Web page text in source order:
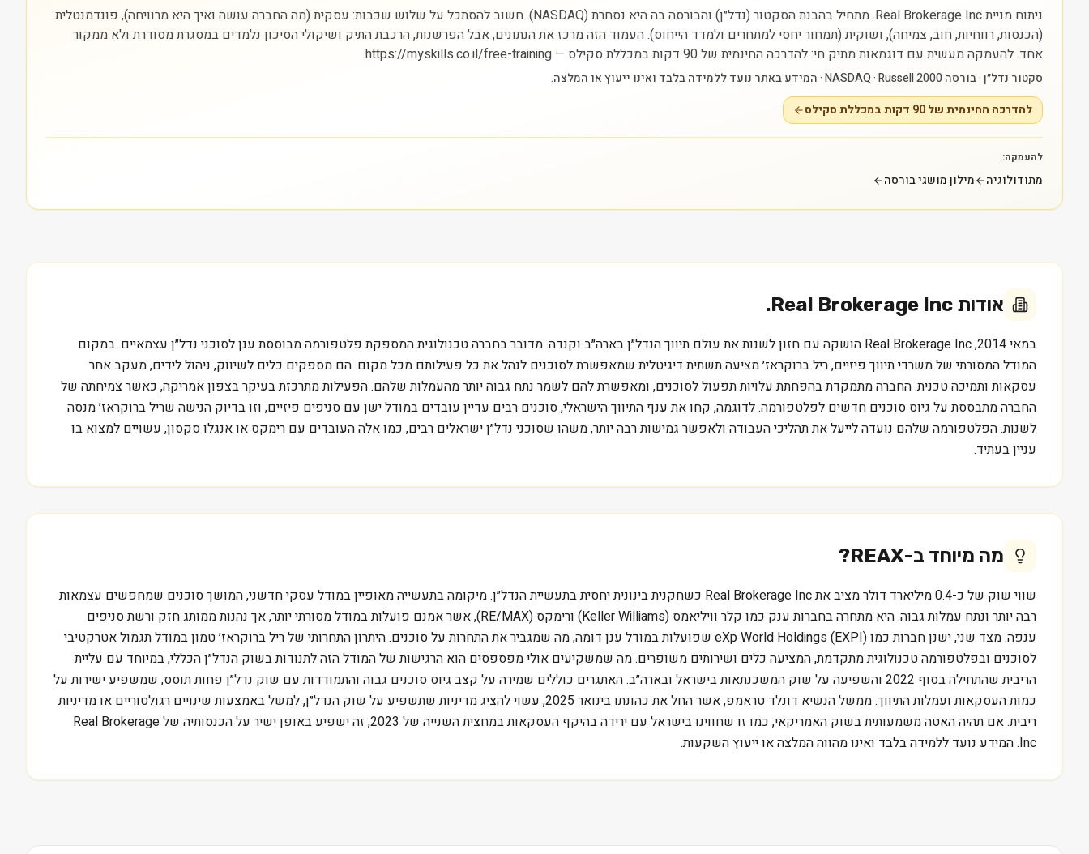
ניתוח מניית Real Brokerage Inc. מתחיל בהבנת הסקטור (נדל״ן) והבורסה בה היא נסחרת (NASDAQ). חשוב להסתכל על שלוש שכבות: עסקית (מה החברה עושה ואיך היא מרוויחה), פונדמנטלית
(הכנסות, רווחיות, חוב, צמיחה), ושוקית (תמחור יחסי למתחרים ולמדד הייחוס). העמוד הזה מרכז את הנתונים, אבל הפרשנות, הרכבת התיק ושיקולי הסיכון נלמדים במסגרת מסודרת ולא ממקור
אחד.להעמקה מעשית עם דוגמאות מתיק חי: להדרכה החינמית של 90 דקות במכללת סקילס — https://myskills.co.il/free-training.
סקטור נדל״ן · בורסה NASDAQ · Russell 2000 · המידע באתר נועד ללמידה בלבד ואינו ייעוץ או המלצה.
להדרכה החינמית של 90 דקות במכללת סקילס
להעמקה:
מתודולוגיה מילון מושגי בורסה
אודות Real Brokerage Inc.
במאי 2014, Real Brokerage Inc הושקה עם חזון לשנות את עולם תיווך הנדל״ן בארה״ב וקנדה. מדובר בחברה טכנולוגית המספקת פלטפורמה מבוססת ענן לסוכני נדל״ן עצמאיים. במקום
המודל המסורתי של משרדי תיווך פיזיים, ריל ברוקראז׳ מציעה תשתית דיגיטלית שמאפשרת לסוכנים לנהל את כל פעילותם מכל מקום. הם מספקים כלים לשיווק, ניהול לידים, מעקב אחר
עסקאות ותמיכה טכנית. החברה מתמקדת בהפחתת עלויות תפעול לסוכנים, ומאפשרת להם לשמר נתח גבוה יותר מהעמלות שלהם. הפעילות מתרכזת בעיקר בצפון אמריקה, כאשר צמיחתה של
החברה מתבססת על גיוס סוכנים חדשים לפלטפורמה. לדוגמה, קחו את ענף התיווך הישראלי, סוכנים רבים עדיין עובדים במודל ישן עם סניפים פיזיים, וזו בדיוק הנישה שריל ברוקראז׳ מנסה
לשנות. הפלטפורמה שלהם נועדה לייעל את תהליכי העבודה ולאפשר גמישות רבה יותר, משהו שסוכני נדל״ן ישראלים רבים, כמו אלה העובדים עם רימקס או אנגלו סקסון, עשויים למצוא בו
עניין בעתיד.
מה מיוחד ב-REAX
?
שווי שוק של כ-0.4 מיליארד דולר מציב את Real Brokerage Inc כשחקנית בינונית יחסית בתעשיית הנדל״ן. מיקומה בתעשייה מאופיין במודל עסקי חדשני, המושך סוכנים שמחפשים עצמאות
רבה יותר ונתח עמלות גבוה. היא מתחרה בחברות ענק כמו קלר וויליאמס (Keller Williams) ורימקס (RE/MAX), אשר אמנם פועלות במודל מסורתי יותר, אך נהנות ממותג חזק ורשת סניפים
ענפה. מצד שני, ישנן חברות כמו eXp World Holdings (EXPI) שפועלות במודל ענן דומה, מה שמגביר את התחרות על סוכנים. היתרון התחרותי של ריל ברוקראז׳ טמון במודל תגמול אטרקטיבי
לסוכנים ובפלטפורמה טכנולוגית מתקדמת, המציעה כלים ושירותים משופרים. מה שמשקיעים אולי מפספסים הוא הרגישות של המודל הזה לתנודות בשוק הנדל״ן הכללי, במיוחד עם עליית
הריבית שהתחילה בסוף 2022 והשפיעה על שוק המשכנתאות בישראל ובארה״ב. האתגרים כוללים שמירה על קצב גיוס סוכנים גבוה והתמודדות עם שוק נדל״ן פחות תוסס, שמשפיע ישירות על
כמות העסקאות ועמלות התיווך. ממשל הנשיא דונלד טראמפ, אשר החל את כהונתו בינואר 2025, עשוי להציג מדיניות שתשפיע על שוק הנדל״ן, למשל באמצעות שינויים רגולטוריים או מדיניות
ריבית. אם תהיה האטה משמעותית בשוק האמריקאי, כמו זו שחווינו בישראל עם ירידה בהיקף העסקאות במחצית השנייה של 2023, זה ישפיע באופן ישיר על הכנסותיה של Real Brokerage
Inc. המידע נועד ללמידה בלבד ואינו מהווה המלצה או ייעוץ השקעות.